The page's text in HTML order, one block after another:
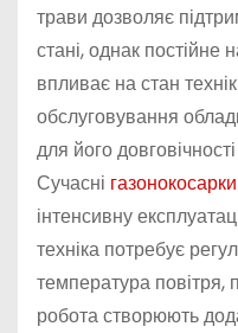
трави дозволяє
стані, однак
впливає на стан
обслуговування
для його
Сучасні
інтенсивну
техніка потребує
температура повітря,
робота створюють